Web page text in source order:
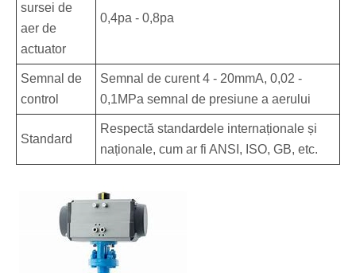
sursei de
aer de
actuator
0,4pa - 0,8pa
Semnal de
control
Semnal de curent 4 - 20mmA, 0,02 -
0,1MPa semnal de presiune a aerului
Standard
Respectă standardele internaționale și
naționale, cum ar fi ANSI, ISO, GB, etc.